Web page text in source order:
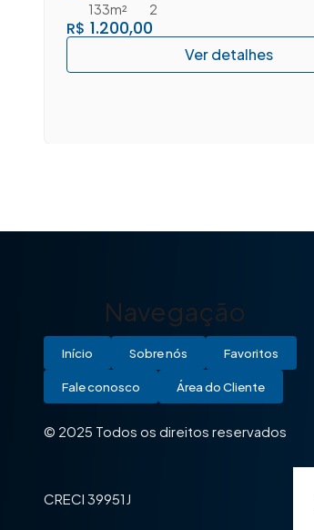
R$ 1.200,00
2
133m²
Navegação
Início Sobre nós Favoritos
Fale conosco Área do Cliente
© 2025 Todos os direitos reservados
CRECI 39951J